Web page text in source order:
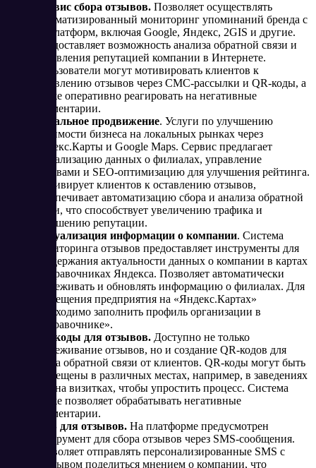
Сервис сбора отзывов. Позволяет осуществлять
автоматизированный мониторинг упоминаний бренда с
14 платформ, включая Google, Яндекс, 2GIS и другие.
Предоставляет возможность анализа обратной связи и
управления репутацией компании в Интернете.
Пользователи могут мотивировать клиентов к
оставлению отзывов через СМС-рассылки и QR-коды, а
также оперативно реагировать на негативные
комментарии.
Локальное продвижение. Услуги по улучшению
видимости бизнеса на локальных рынках через
Яндекс.Карты и Google Maps. Сервис предлагает
актуализацию данных о филиалах, управление
отзывами и SEO-оптимизацию для улучшения рейтинга.
Мотивирует клиентов к оставлению отзывов,
обеспечивает автоматизацию сбора и анализа обратной
связи, что способствует увеличению трафика и
улучшению репутации.
Актуализация информации о компании. Система
мониторинга отзывов предоставляет инструменты для
поддержания актуальности данных о компании в картах
и справочниках Яндекса. Позволяет автоматически
отслеживать и обновлять информацию о филиалах. Для
размещения предприятия на «Яндекс.Картах»
необходимо заполнить профиль организации в
«Справочнике».
QR-коды для отзывов. Доступно не только
отслеживание отзывов, но и создание QR-кодов для
сбора обратной связи от клиентов. QR-коды могут быть
размещены в различных местах, например, в заведениях
или на визитках, чтобы упростить процесс. Система
также позволяет обрабатывать негативные
комментарии.
SMS для отзывов. На платформе предусмотрен
инструмент для сбора отзывов через SMS-сообщения.
Позволяет отправлять персонализированные SMS с
призывом поделиться мнением о компании, что